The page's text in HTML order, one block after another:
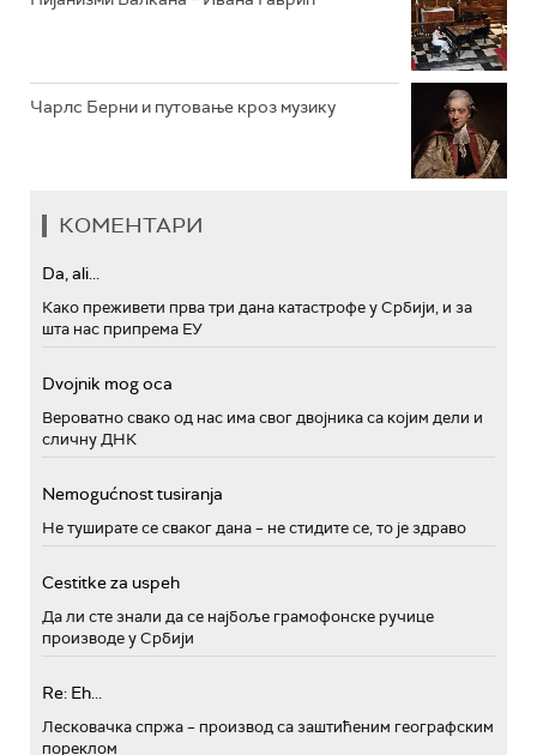
Чарлс Берни и путовање кроз музику
КОМЕНТАРИ
Da, ali...
Како преживети прва три дана катастрофе у Србији, и за
шта нас припрема ЕУ
Dvojnik mog oca
Вероватно свако од нас има свог двојника са којим дели и
сличну ДНК
Nemogućnost tusiranja
Не туширате се сваког дана – не стидите се, то је здраво
Cestitke za uspeh
Да ли сте знали да се најбоље грамофонске ручице
производе у Србији
Re: Eh...
Лесковачка спржа – производ са заштићеним географским
пореклом